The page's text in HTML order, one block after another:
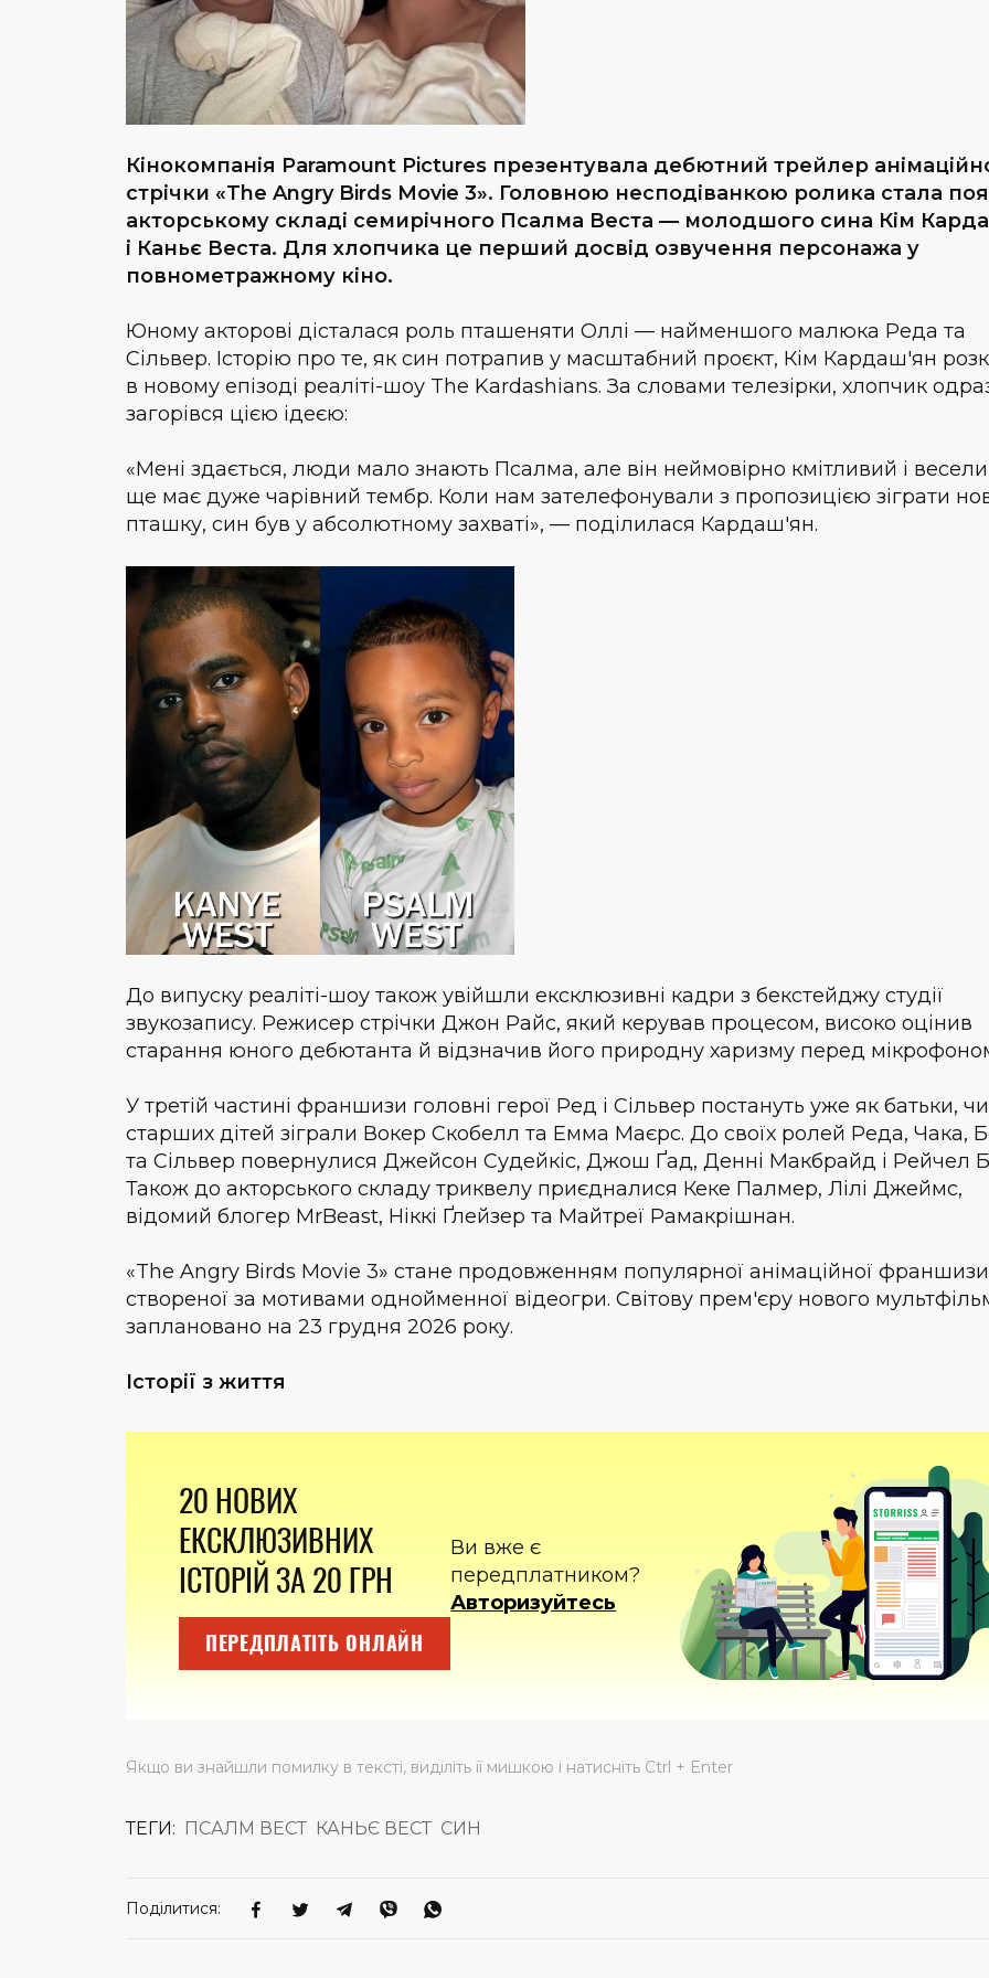
Кінокомпанія Paramount Pictures презентувала дебютний трейлер
стрічки «The Angry Birds Movie 3». Головною несподіванкою ролика стала
акторському складі семирічного Псалма Веста — молодшого сина Кім
і Каньє Веста. Для хлопчика це перший досвід озвучення персонажа у
повнометражному кіно.
Юному акторові дісталася роль пташеняти Оллі — найменшого малюка Реда та
Сільвер. Історію про те, як син потрапив у масштабний проєкт, Кім Кардаш'ян
в новому епізоді реаліті-шоу The Kardashians. За словами телезірки, хлопчик
загорівся цією ідеєю:
«Мені здається, люди мало знають Псалма, але він неймовірно кмітливий і
ще має дуже чарівний тембр. Коли нам зателефонували з пропозицією зіграти
пташку, син був у абсолютному захваті», — поділилася Кардаш'ян.
До випуску реаліті-шоу також увійшли ексклюзивні кадри з бекстейджу студії
звукозапису. Режисер стрічки Джон Райс, який керував процесом, високо оцінив
старання юного дебютанта й відзначив його природну харизму перед
У третій частині франшизи головні герої Ред і Сільвер постануть уже як батьки,
старших дітей зіграли Вокер Скобелл та Емма Маєрс. До своїх ролей Реда, Чака,
та Сільвер повернулися Джейсон Судейкіс, Джош Ґад, Денні Макбрайд і Рейчел
Також до акторського складу триквелу приєдналися Кеке Палмер, Лілі Джеймс,
відомий блогер MrBeast, Ніккі Ґлейзер та Майтреї Рамакрішнан.
«The Angry Birds Movie 3» стане продовженням популярної анімаційної
створеної за мотивами однойменної відеогри. Світову прем'єру нового
заплановано на 23 грудня 2026 року.
Історії з життя
20 НОВИХ
ЕКСКЛЮЗИВНИХ
ІСТОРІЙ ЗА 20 ГРН
ПЕРЕДПЛАТІТЬ ОНЛАЙН
Ви вже є
передплатником?
Авторизуйтесь
Якщо ви знайшли помилку в тексті, виділіть її мишкою і натисніть Ctrl + Enter
ТЕГИ: ПСАЛМ ВЕСТ КАНЬЄ ВЕСТ СИН
Поділитися: